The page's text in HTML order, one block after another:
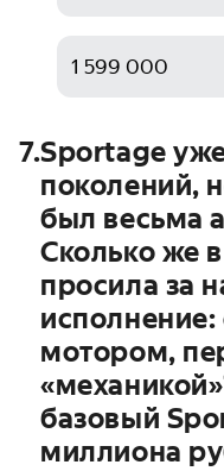
1 599 000
7.Sportage
поколений,
был весьма
Сколько же
просила за
мотором,
базовый
миллиона